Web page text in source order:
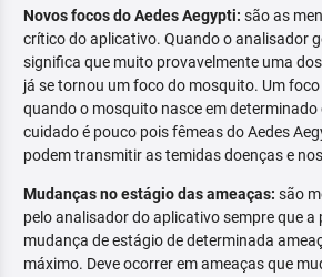
Novos focos do Aedes Aegypti: são as
crítico do aplicativo. Quando o analisador
significa que muito provavelmente uma
já se tornou um foco do mosquito. Um
quando o mosquito nasce em
cuidado é pouco pois fêmeas do Aedes
podem transmitir as temidas doenças e
Mudanças no estágio das ameaças: são
pelo analisador do aplicativo sempre que a
mudança de estágio de determinada
máximo. Deve ocorrer em ameaças que